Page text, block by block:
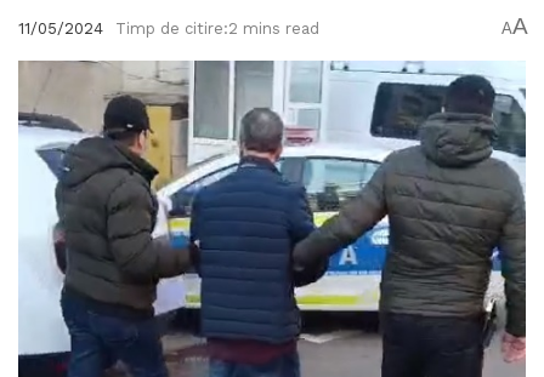
11/05/2024 Timp de citire:2 mins read AA